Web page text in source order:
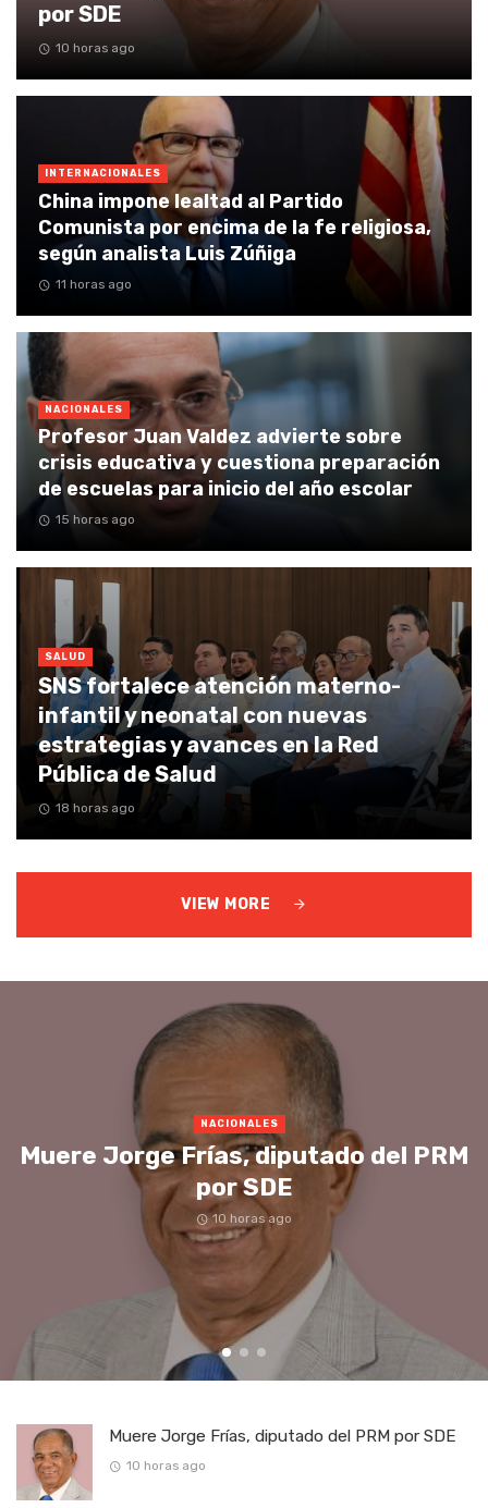
por SDE
10 horas ago
INTERNACIONALES
China impone lealtad al Partido
Comunista por encima de la fe religiosa,
según analista Luis Zúñiga
11 horas ago
NACIONALES
Profesor Juan Valdez advierte sobre
crisis educativa y cuestiona preparación
de escuelas para inicio del año escolar
15 horas ago
SALUD
SNS fortalece atención materno-
infantil y neonatal con nuevas
estrategias y avances en la Red
Pública de Salud
18 horas ago
VIEW MORE
NACIONALES
Muere Jorge Frías, diputado del PRM
por SDE
10 horas ago
Muere Jorge Frías, diputado del PRM por SDE
10 horas ago